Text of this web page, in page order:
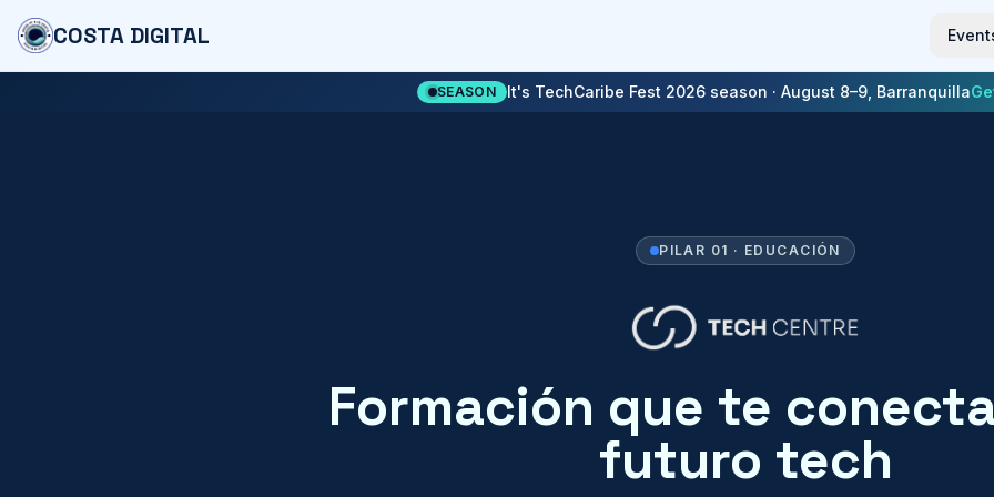
COSTA DIGITAL
SEASON It's TechCaribe Fest 2026 season · August 8–9, Barranquilla
PILAR 01 · EDUCACIÓN
Formación que te
futuro tech